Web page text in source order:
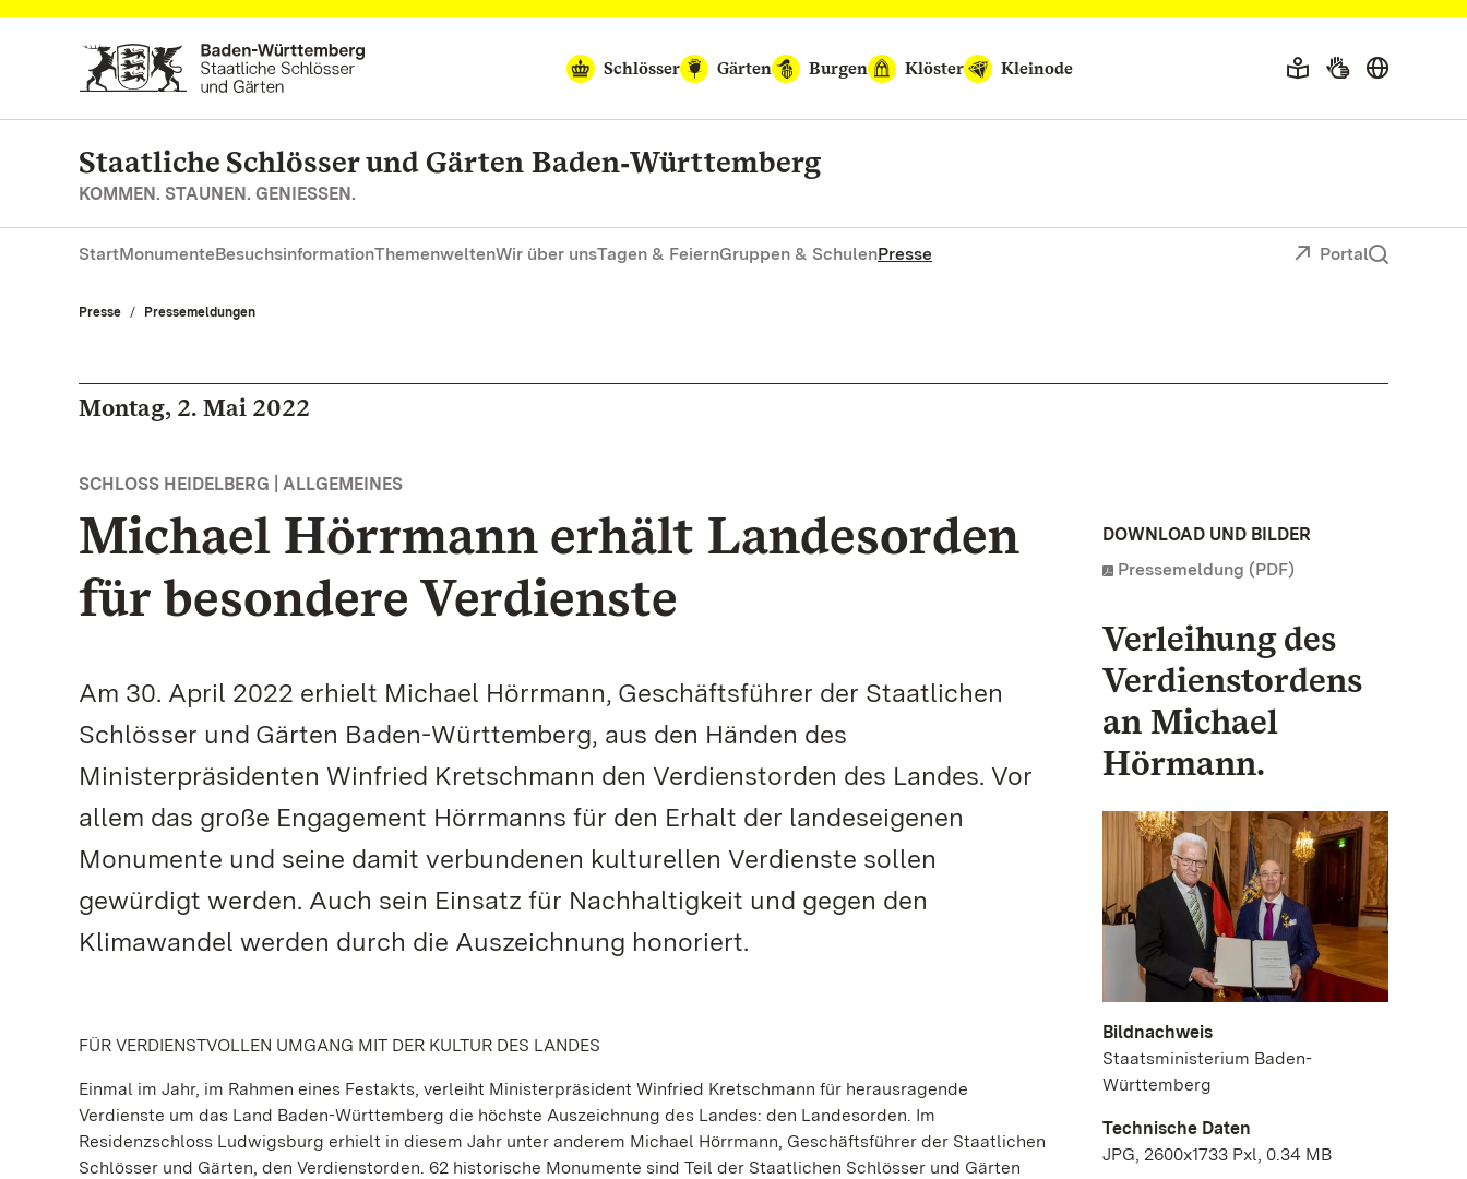
Zum Hauptinhalt springen
Schlösser
Gärten Burgen Klöster Kleinode
Staatliche Schlösser und Gärten Baden‑Württemberg
KOMMEN. STAUNEN. GENIESSEN.
StartMonumenteBesuchsinformationThemenweltenWir über unsTagen & FeiernGruppen & SchulenPresse Portal
Presse Pressemeldungen
Montag, 2. Mai 2022
SCHLOSS HEIDELBERG | ALLGEMEINES
Michael Hörrmann erhält Landesorden
für besondere Verdienste
Am 30. April 2022 erhielt Michael Hörrmann, Geschäftsführer der Staatlichen
Schlösser und Gärten Baden-Württemberg, aus den Händen des
Ministerpräsidenten Winfried Kretschmann den Verdienstorden des Landes. Vor
allem das große Engagement Hörrmanns für den Erhalt der landeseigenen
Monumente und seine damit verbundenen kulturellen Verdienste sollen
gewürdigt werden. Auch sein Einsatz für Nachhaltigkeit und gegen den
Klimawandel werden durch die Auszeichnung honoriert.
FÜR VERDIENSTVOLLEN UMGANG MIT DER KULTUR DES LANDES
Einmal im Jahr, im Rahmen eines Festakts, verleiht Ministerpräsident Winfried Kretschmann für herausragende
Verdienste um das Land Baden-Württemberg die höchste Auszeichnung des Landes: den Landesorden. Im
Residenzschloss Ludwigsburg erhielt in diesem Jahr unter anderem Michael Hörrmann, Geschäftsführer der Staatlichen
Schlösser und Gärten, den Verdienstorden. 62 historische Monumente sind Teil der Staatlichen Schlösser und Gärten
DOWNLOAD UND BILDER
Pressemeldung (PDF)
Verleihung des
Verdienstordens
an Michael
Hörmann.
Bildnachweis
Staatsministerium Baden-
Württemberg
Technische Daten
JPG, 2600x1733 Pxl, 0.34 MB